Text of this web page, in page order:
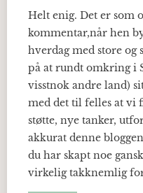
Helt enig. Det er som
kommentar,når hen
hverdag med store og
på at rundt omkring i
visstnok andre land)
med det til felles at vi
støtte, nye tanker,
akkurat denne
du har skapt noe
virkelig takknemlig